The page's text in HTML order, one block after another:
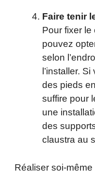
Faire tenir
Pour fixer
pouvez
selon
l’installer.
des pieds
suffire pour
une
des
claustra au
Réaliser soi-